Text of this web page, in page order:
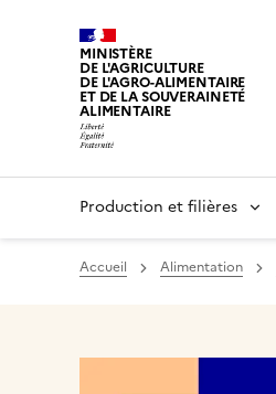
MINISTÈRE
DE L'AGRICULTURE
DE L'AGRO-ALIMENTAIRE
ET DE LA SOUVERAINETÉ
ALIMENTAIRE
Production et filières
Accueil Alimentation